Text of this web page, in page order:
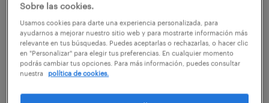
Así, para construir un clima laboral sano, es
importante que el vínculo que une a las
personas con sus superiores sea lo más
amable y correcto posible, manteniendo una
Sobre las cookies.
Usamos cookies para darte una experiencia personalizada, para
ayudarnos a mejorar nuestro sitio web y para mostrarte información más
relevante en tus búsquedas. Puedes aceptarlas o rechazarlas, o hacer clic
en "Personalizar" para elegir tus preferencias. En cualquier momento
podrás cambiar tus opciones. Para más información, puedes consultar
nuestra
política de cookies.